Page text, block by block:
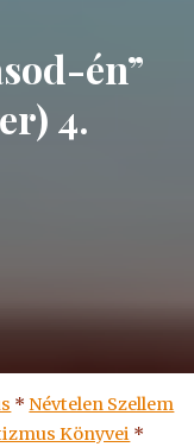
én”
4.
* Névtelen Szellem
Könyvei *